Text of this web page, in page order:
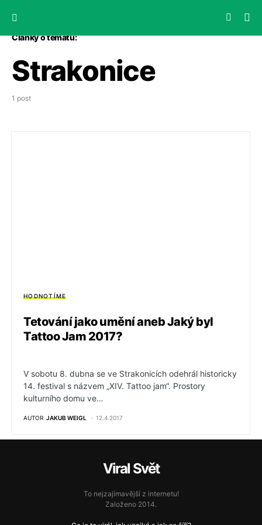
Články o tématu:
Strakonice
1 post
HODNOTÍME
Tetování jako umění aneb Jaký byl
Tattoo Jam 2017?
V sobotu 8. dubna se ve Strakonicích odehrál historicky
14. festival s názvem „XIV. Tattoo jam“. Prostory
kulturního domu ve…
AUTOR JAKUB WEIGL 12.4.2017
Viral Svět
To nejzajímavější z internetu!
Založeno 2014.